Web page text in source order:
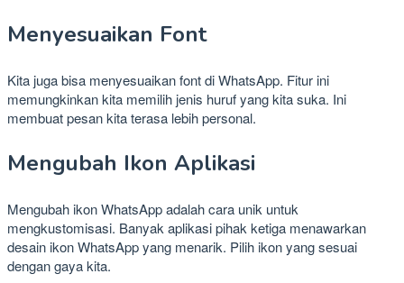
Menyesuaikan Font
Kita juga bisa menyesuaikan font di WhatsApp. Fitur ini
memungkinkan kita memilih jenis huruf yang kita suka. Ini
membuat pesan kita terasa lebih personal.
Mengubah Ikon Aplikasi
Mengubah ikon WhatsApp adalah cara unik untuk
mengkustomisasi. Banyak aplikasi pihak ketiga menawarkan
desain ikon WhatsApp yang menarik. Pilih ikon yang sesuai
dengan gaya kita.